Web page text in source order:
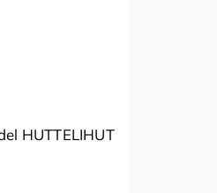
HUTTELIHUT